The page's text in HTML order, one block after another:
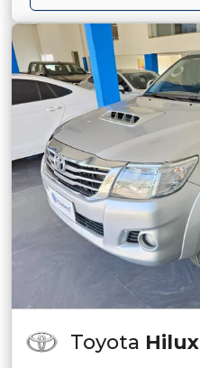
Toyota Hilux